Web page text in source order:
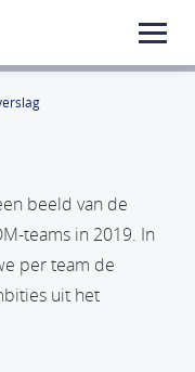
beeld van de
teams in 2019. In
per team de
uit het